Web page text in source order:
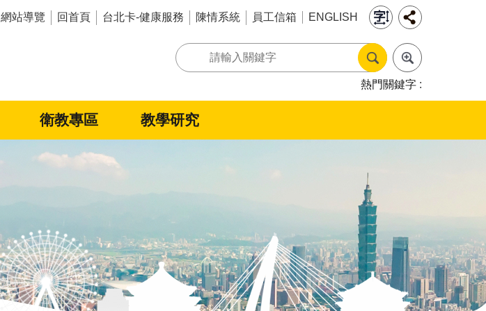
網站導覽
回首頁 台北卡-健康服務 陳情系統 員工信箱 ENGLISH
熱門關鍵字
衛教專區 教學研究